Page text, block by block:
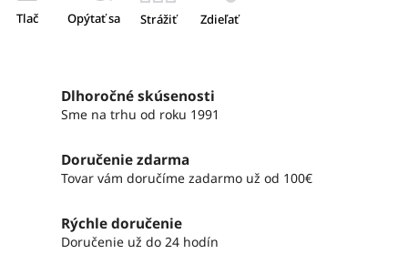
Tlač Opýtať sa Strážiť Zdieľať
Dlhoročné skúsenosti
Sme na trhu od roku 1991
Doručenie zdarma
Tovar vám doručíme zadarmo už od 100€
Rýchle doručenie
Doručenie už do 24 hodín